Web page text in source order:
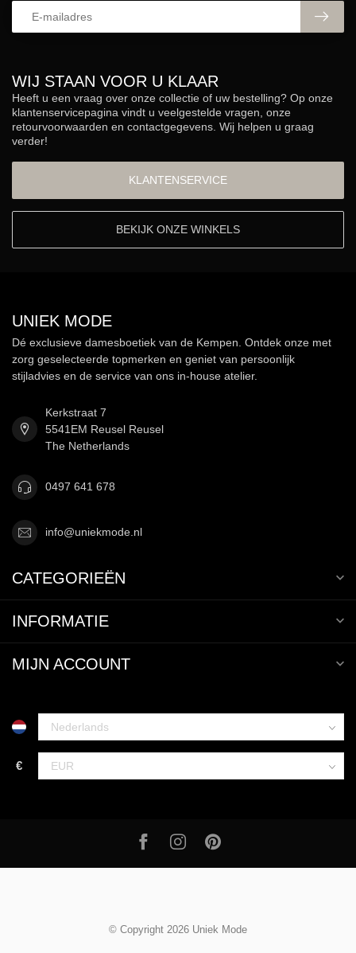
WIJ STAAN VOOR U KLAAR
Heeft u een vraag over onze collectie of uw bestelling? Op onze
klantenservicepagina vindt u veelgestelde vragen, onze
retourvoorwaarden en contactgegevens. Wij helpen u graag
verder!
KLANTENSERVICE
BEKIJK ONZE WINKELS
UNIEK MODE
Dé exclusieve damesboetiek van de Kempen. Ontdek onze met
zorg geselecteerde topmerken en geniet van persoonlijk
stijladvies en de service van ons in-house atelier.
Kerkstraat 7
5541EM Reusel Reusel
The Netherlands
0497 641 678
info@uniekmode.nl
CATEGORIEËN
INFORMATIE
MIJN ACCOUNT
€
© Copyright 2026 Uniek Mode